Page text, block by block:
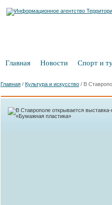
Главная Новости Спорт и
Главная / Культура и искусство / В